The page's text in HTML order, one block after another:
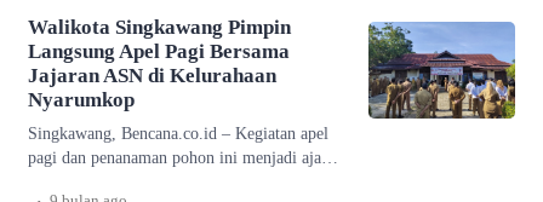
Walikota Singkawang Pimpin
Langsung Apel Pagi Bersama
Jajaran ASN di Kelurahaan
Nyarumkop
Singkawang, Bencana.co.id – Kegiatan apel
pagi dan penanaman pohon ini menjadi ajang
.